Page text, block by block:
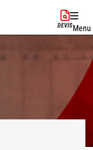
DEVISMenu